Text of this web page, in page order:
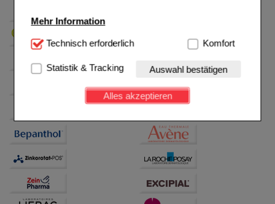
Mehr Information
Technisch Notwendig:Hierbei handelt es sich um
Website notwendig sind (z.B. Navigation, Warenkorb,
Kundenkonto), weshalb auf diese nicht verzichtet
werden kann.
Einkaufserlebnis noch ansprechender zu gestalten,
beispielsweise für die Wiedererkennung des
Besuchers oder unsere Seite an bevorzugte
Verhaltensweisen (z.B. Spracheinstellung)
anzupassen. Komfort-Cookies ermöglichen es uns
auch auf Ihre Bedürfnisse zugeschrittene Inhalte
anzuzeigen und unser Partnerprogramm zu
betreiben.
Technisch erforderlich Komfort
Statistik & Tracking Auswahl bestätigen
Alles akzeptieren